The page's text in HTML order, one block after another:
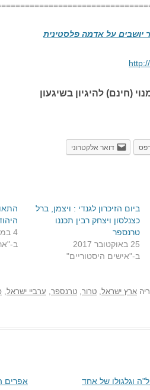
יושבים על אדמה פלסטינית
(חינם) להיגיון בשיגעון
דואר אלקטרוני
ביום הזיכרון לגנדי : ויצמן, ברל
כצנלסון ויצחק רבין תכננו
טרנספר
25 באוקטובר 2017
ב-"אישים היסטוריים"
4 במרץ 2000
ב-
ארץ ישראל, טרור, טרנספר, ערביי ישראל,
וגלגולו של אחד
אפרים